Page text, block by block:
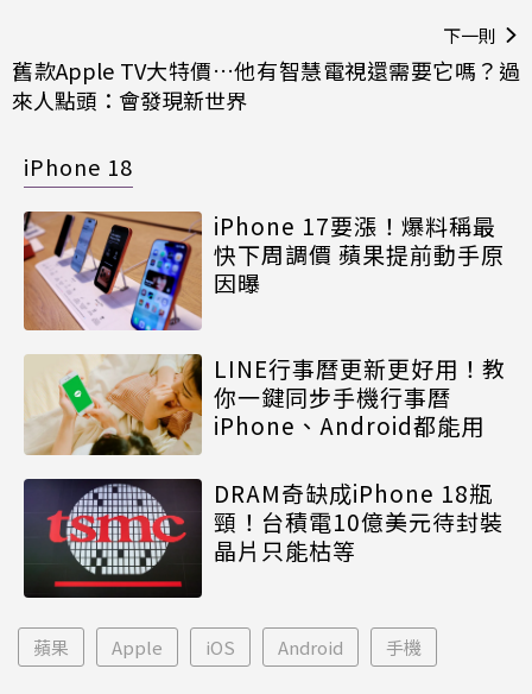
下一則
舊款Apple TV大特價…他有智慧電視還需要它嗎？過
來人點頭：會發現新世界
iPhone 18
iPhone 17要漲！爆料稱最
快下周調價 蘋果提前動手原
因曝
LINE行事曆更新更好用！教
你一鍵同步手機行事曆
iPhone、Android都能用
DRAM奇缺成iPhone 18瓶
頸！台積電10億美元待封裝
晶片只能枯等
蘋果 Apple iOS Android 手機